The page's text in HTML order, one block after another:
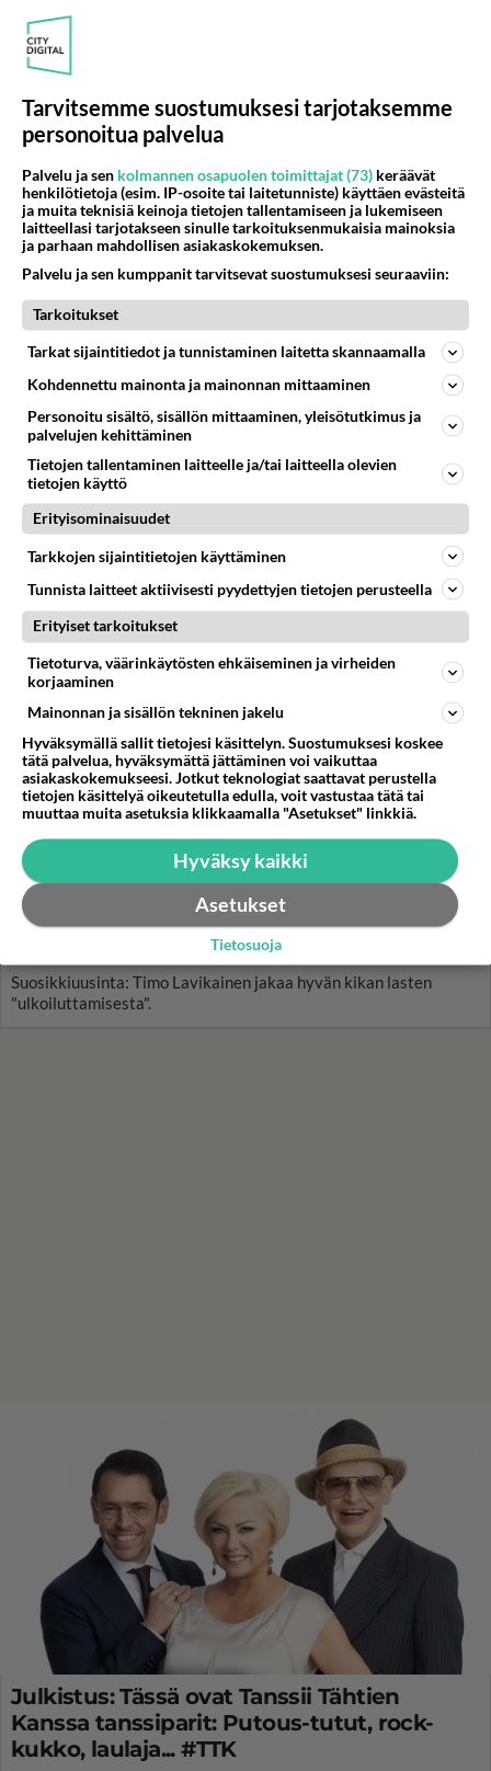
sanottavana Farmille tulleessa videotervehdyksessä - kaikella
rakkaudella.
Luetuimmat
Muistatko? Kädestä suuhun elävä Satu sai
jättimäisen rahasalkun Henry-miljonääriltä
Tiesitkö? Martina Aitolehden isäpuoli on tämä
suosittu laulaja
Luetuimmat: Aarne Pelkonen ja Noora Louhimo
vihdoinkin yhdessä - Tätä moni jo odotti
Danny, 83, teki yllättävän teon - Missä on 25-
Kun yksi kauhallinen ei riitä... Tämä helppo
arkiruoka ei jää syömättä!
Riemastuttava kikka! Näin Timo
Lavikainen "ulkoiluttaa" lapsia: yksi
lötkönä "kantokahvassa"...
Suosikkiuusinta: Timo Lavikainen jakaa hyvän kikan lasten
"ulkoiluttamisesta".
Julkistus: Tässä ovat Tanssii Tähtien
Kanssa tanssiparit: Putous-tutut, rock-
kukko, laulaja... #TTK
Tarvitsemme suostumuksesi tarjotaksemme
personoitua palvelua
Palvelu ja sen kolmannen osapuolen toimittajat (73) keräävät
henkilötietoja (esim. IP-osoite tai laitetunniste) käyttäen evästeitä
ja muita teknisiä keinoja tietojen tallentamiseen ja lukemiseen
laitteellasi tarjotakseen sinulle tarkoituksenmukaisia mainoksia
ja parhaan mahdollisen asiakaskokemuksen.
Palvelu ja sen kumppanit tarvitsevat suostumuksesi seuraaviin:
Tarkoitukset
Tarkat sijaintitiedot ja tunnistaminen laitetta skannaamalla
Kohdennettu mainonta ja mainonnan mittaaminen
Personoitu sisältö, sisällön mittaaminen, yleisötutkimus ja
palvelujen kehittäminen
Tietojen tallentaminen laitteelle ja/tai laitteella olevien
tietojen käyttö
Erityisominaisuudet
Tarkkojen sijaintitietojen käyttäminen
Tunnista laitteet aktiivisesti pyydettyjen tietojen perusteella
Erityiset tarkoitukset
Tietoturva, väärinkäytösten ehkäiseminen ja virheiden
korjaaminen
Mainonnan ja sisällön tekninen jakelu
Hyväksymällä sallit tietojesi käsittelyn. Suostumuksesi koskee
tätä palvelua, hyväksymättä jättäminen voi vaikuttaa
asiakaskokemukseesi. Jotkut teknologiat saattavat perustella
tietojen käsittelyä oikeutetulla edulla, voit vastustaa tätä tai
muuttaa muita asetuksia klikkaamalla "Asetukset" linkkiä.
Hyväksy kaikki
Asetukset
Tietosuoja